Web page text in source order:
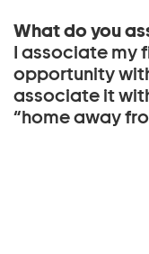
What do you
I associate my
opportunity
associate it
“home away